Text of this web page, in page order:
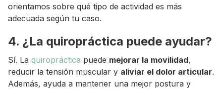
orientamos sobre qué tipo de actividad es más
adecuada según tu caso.
4. ¿La quiropráctica puede ayudar?
Sí. La quiropráctica puede mejorar la movilidad,
reducir la tensión muscular y aliviar el dolor articular.
Además, ayuda a mantener una mejor postura y